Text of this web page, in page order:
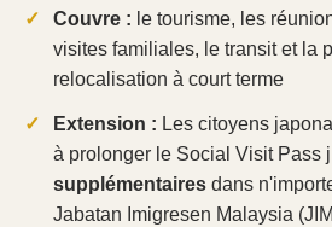
Couvre : le tourisme, les
visites familiales, le transit et la
relocalisation à court terme
Extension : Les citoyens
à prolonger le Social Visit Pass
supplémentairesdans
Jabatan Imigresen Malaysia